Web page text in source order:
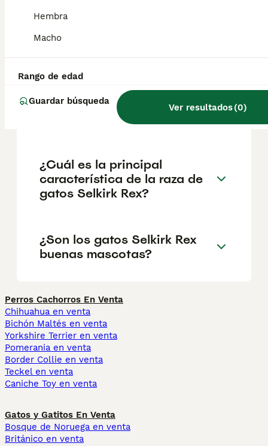
Hembra
Macho
Rango de edad
Guardar búsqueda
Ver resultados(0)
criadores responsables que garanticen la
Informarse bien y comparar opciones antes
¿Cuánto cuesta un gato
¿Cuál es la principal
característica de la raza de
gatos Selkirk Rex?
¿Son los gatos Selkirk Rex
buenas mascotas?
Perros Cachorros En Venta
Chihuahua en venta
Bichón Maltés en venta
Yorkshire Terrier en venta
Pomerania en venta
Border Collie en venta
Teckel en venta
Caniche Toy en venta
Gatos y Gatitos En Venta
Bosque de Noruega en venta
Británico en venta